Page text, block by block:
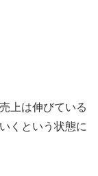
上は伸びている
くという状態に